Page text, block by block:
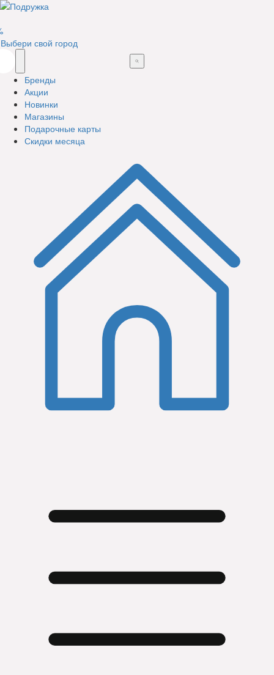
Выбери свой город
Бренды
Акции
Новинки
Магазины
Подарочные карты
Скидки месяца